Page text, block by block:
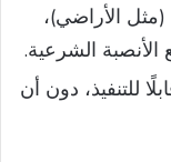
(مثل الأراضي)،
الشرعية.
للتنفيذ، دون أن